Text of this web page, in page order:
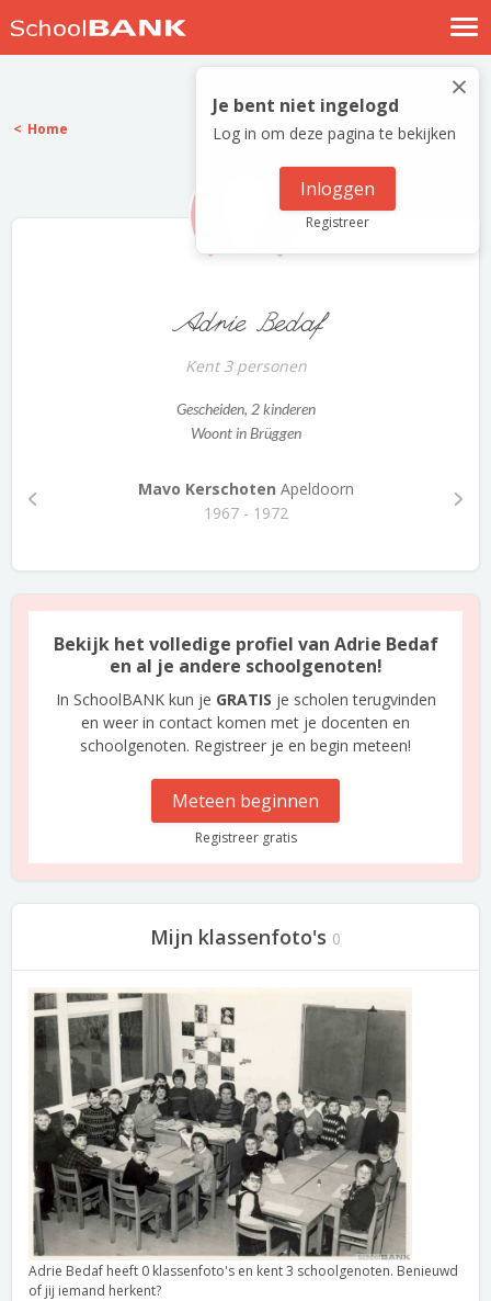
Nostalgische verhalen
Log in
Meld je gratis aan
×
Je bent niet ingelogd
Log in om deze pagina te bekijken
Inloggen
Registreer
Home
Adrie Bedaf
Kent 3 personen
Gescheiden, 2 kinderen
Woont in Brüggen
Mavo Kerschoten Apeldoorn
1967 - 1972
Bekijk het volledige profiel van Adrie Bedaf
en al je andere schoolgenoten!
In SchoolBANK kun je GRATIS je scholen terugvinden
en weer in contact komen met je docenten en
schoolgenoten. Registreer je en begin meteen!
Meteen beginnen
Registreer gratis
Mijn klassenfoto's 0
Adrie Bedaf heeft 0 klassenfoto's en kent 3 schoolgenoten. Benieuwd
of jij iemand herkent?